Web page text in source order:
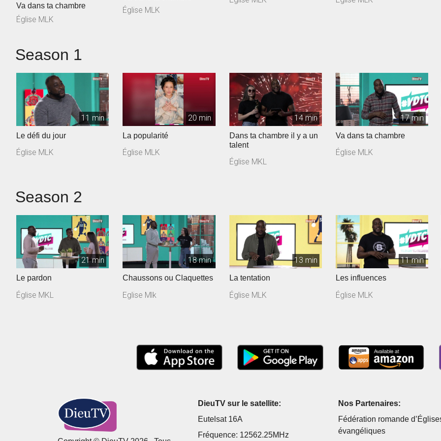
Va dans ta chambre
Église MLK
Église MLK
Season 1
11 min
Le défi du jour
Église MLK
20 min
La popularité
Église MLK
14 min
Dans ta chambre il y a un
talent
Église MKL
17 min
Va dans ta chambre
Église MLK
Season 2
21 min
Le pardon
Église MKL
18 min
Chaussons ou Claquettes
Eglise Mlk
13 min
La tentation
Église MLK
11 min
Les influences
Église MLK
DieuTV sur le satellite:
Eutelsat 16A
Fréquence: 12562.25MHz
Nos Partenaires:
Fédération romande
évangéliques